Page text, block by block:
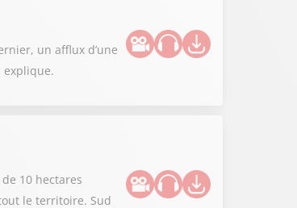
un afflux d’une
explique.
10 hectares
le territoire. Sud